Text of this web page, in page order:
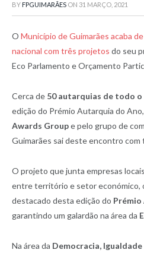
BY FPGUIMARÃES ON 31 MARÇO, 2021
O Município de Guimarães acaba
nacional com três projetos do seu
Eco Parlamento e Orçamento
Cerca de 50 autarquias de todo
edição do Prémio Autarquia do
Awards Groupe pelo grupo de
Guimarães sai deste encontro com
O projeto que junta empresas
entre território e setor económico,
destacado desta edição do
garantindo um galardão na área da
Na área da Democracia,